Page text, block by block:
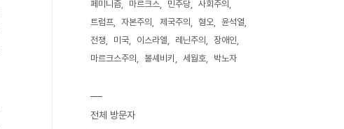
페미니즘
마르크스 민주당
사회주의
트럼프
자본주의 제국주의 혐오
윤석열
전쟁
미국 이스라엘 레닌주의
장애인
마르크스주의
볼셰비키 세월호 박노자
전체 방문자